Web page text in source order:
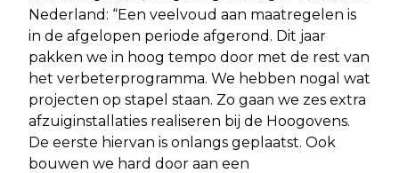
Nederland: “Een veelvoud aan maatregelen is
in de afgelopen periode afgerond. Dit jaar
pakken we in hoog tempo door met de rest van
het verbeterprogramma. We hebben nogal wat
projecten op stapel staan. Zo gaan we zes extra
afzuiginstallaties realiseren bij de Hoogovens.
De eerste hiervan is onlangs geplaatst. Ook
bouwen we hard door aan een